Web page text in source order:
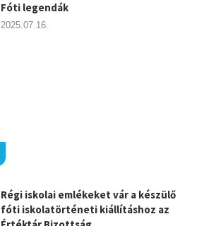
Régi iskolai emlékeket vár a készülő
fóti iskolatörténeti kiállításhoz az
Fóti legendák
2025.07.16.